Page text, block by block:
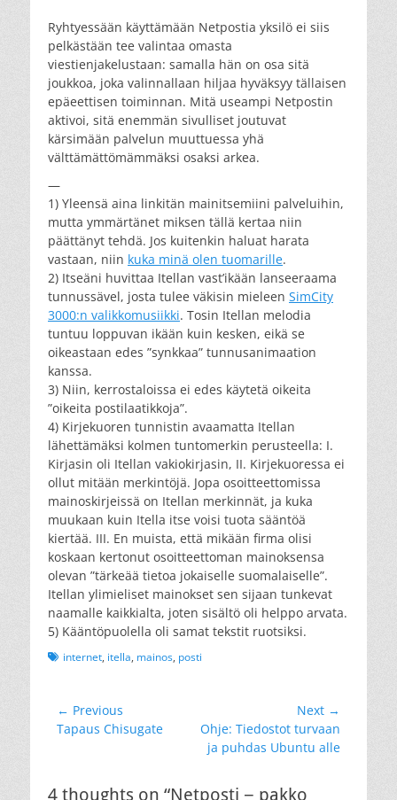
Ryhtyessään käyttämään Netpostia yksilö ei siis
pelkästään tee valintaa omasta
viestienjakelustaan: samalla hän on osa sitä
joukkoa, joka valinnallaan hiljaa hyväksyy tällaisen
epäeettisen toiminnan. Mitä useampi Netpostin
aktivoi, sitä enemmän sivulliset joutuvat
kärsimään palvelun muuttuessa yhä
välttämättömämmäksi osaksi arkea.
—
1) Yleensä aina linkitän mainitsemiini palveluihin,
mutta ymmärtänet miksen tällä kertaa niin
päättänyt tehdä. Jos kuitenkin haluat harata
vastaan, niin kuka minä olen tuomarille.
2) Itseäni huvittaa Itellan vast’ikään lanseeraama
tunnussävel, josta tulee väkisin mieleen SimCity
3000:n valikkomusiikki. Tosin Itellan melodia
tuntuu loppuvan ikään kuin kesken, eikä se
oikeastaan edes ”synkkaa” tunnusanimaation
kanssa.
3) Niin, kerrostaloissa ei edes käytetä oikeita
”oikeita postilaatikkoja”.
4) Kirjekuoren tunnistin avaamatta Itellan
lähettämäksi kolmen tuntomerkin perusteella: I.
Kirjasin oli Itellan vakiokirjasin, II. Kirjekuoressa ei
ollut mitään merkintöjä. Jopa osoitteettomissa
mainoskirjeissä on Itellan merkinnät, ja kuka
muukaan kuin Itella itse voisi tuota sääntöä
kiertää. III. En muista, että mikään firma olisi
koskaan kertonut osoitteettoman mainoksensa
olevan ”tärkeää tietoa jokaiselle suomalaiselle”.
Itellan ylimieliset mainokset sen sijaan tunkevat
naamalle kaikkialta, joten sisältö oli helppo arvata.
5) Kääntöpuolella oli samat tekstit ruotsiksi.
Tagsinternet, itella, mainos, posti
Artikkelien
selaus
← Previous
Previous
Tapaus Chisugate
Next →
Next
post:
Ohje: Tiedostot turvaan
ja puhdas Ubuntu alle
4 thoughts on “Netposti − pakko